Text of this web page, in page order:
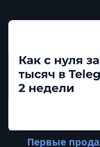
повышая
Первые